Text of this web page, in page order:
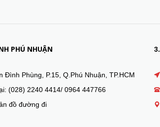
PHÚ NHUẬN
Đình Phùng, P.15, Q.Phú Nhuận, TP.HCM
(028) 2240 4414/ 0964 447766
đồ đường đi
3.